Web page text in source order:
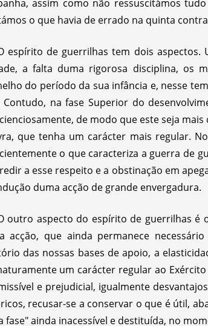
assim como não ressuscitámos
o que havia de errado na quinta
espírito de guerrilhas tem dois aspectos.
a falta duma rigorosa disciplina, os
do período da sua infância e, nesse
Contudo, na fase Superior do
de modo que este seja
que tenha um carácter mais regular.
o que caracteriza a guerra de
a esse respeito e a obstinação em
duma acção de grande envergadura.
outro aspecto do espírito de guerrilhas é
acção, que ainda permanece
das nossas bases de apoio, a
um carácter regular ao
e prejudicial, igualmente
recusar-se a conservar o que é útil,
fase" ainda inacessível e destituída, no